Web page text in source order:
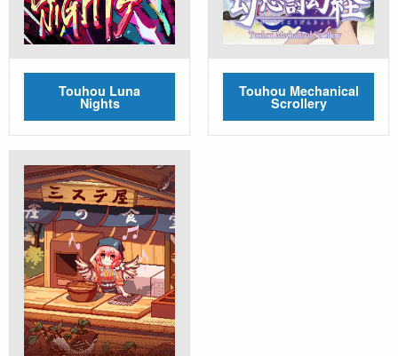
Touhou Luna
Nights
Touhou Mechanical
Scrollery